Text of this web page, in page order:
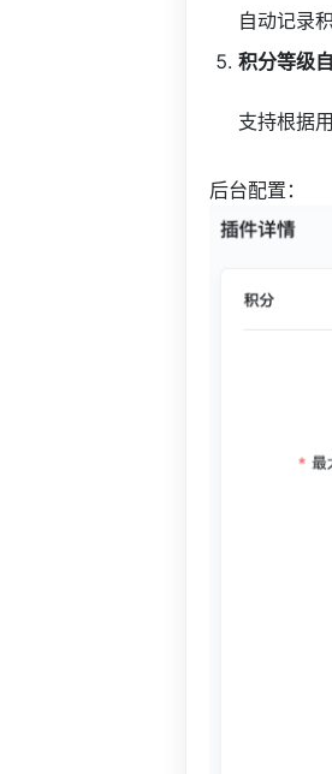
自动记录
积分等级
支持根据
后台配置：